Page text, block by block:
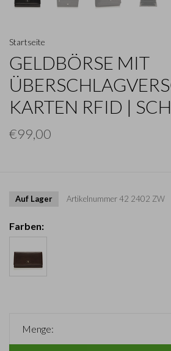
Startseite
GELDBÖRSE MIT
KARTEN RFID |
€99,00
Auf Lager Artikelnummer42 2402 ZW
Farben:
Menge: